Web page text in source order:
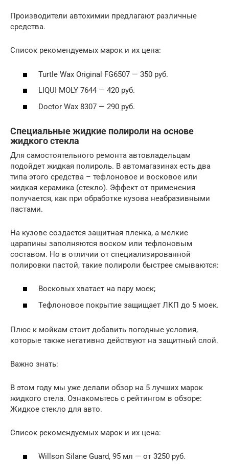
Производители автохимии предлагают различные
средства.
Список рекомендуемых марок и их цена:
Turtle Wax Original FG6507 — 350 руб.
LIQUI MOLY 7644 — 420 руб.
Doctor Wax 8307 — 290 руб.
Специальные жидкие полироли на основе
жидкого стекла
Для самостоятельного ремонта автовладельцам
подойдет жидкая полироль. В автомагазинах есть два
типа этого средства – тефлоновое и восковое или
жидкая керамика (стекло). Эффект от применения
получается, как при обработке кузова неабразивными
пастами.
На кузове создается защитная пленка, а мелкие
царапины заполняются воском или тефлоновым
составом. Но в отличии от специализированной
полировки пастой, такие полироли быстрее смываются:
Восковых хватает на пару моек;
Тефлоновое покрытие защищает ЛКП до 5 моек.
Плюс к мойкам стоит добавить погодные условия,
которые также негативно действуют на защитный слой.
Важно знать:
В этом году мы уже делали обзор на 5 лучших марок
жидкого стела. Ознакомьтесь с рейтингом в обзоре:
Жидкое стекло для авто.
Список рекомендуемых марок и их цена:
Willson Silane Guard, 95 мл — от 3250 руб.